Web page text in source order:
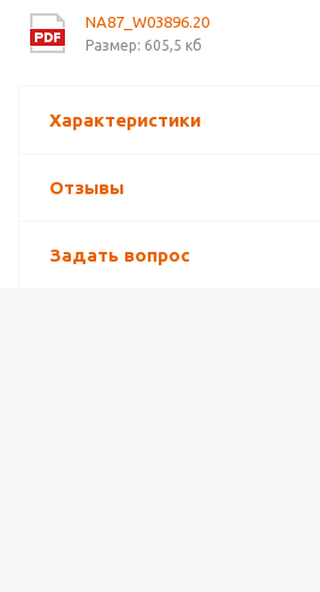
NA87_W03896.20
Размер: 605,5 кб
Характеристики
Отзывы
Задать вопрос